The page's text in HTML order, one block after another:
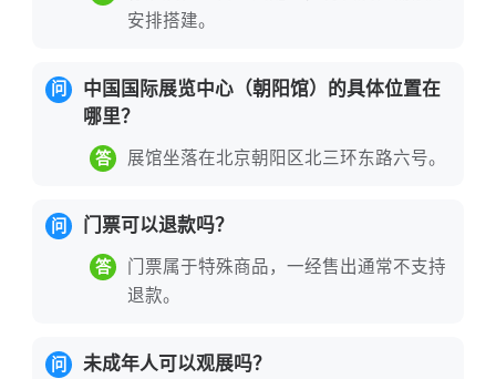
约北京，共启全球食餐新篇章！
北京亚洲酒店展的参展价值
是亚洲地区领先的酒店及餐饮行业B2B旗
为国内三大酒店餐饮博览会之一，被业界
公认为北方酒店餐饮市场的风向标。展会
由中国商业联合会、商业饮食服务业发展
办，北京恒辉国际展览有限公司承办，致
安排搭建。
问
中国国际展览中心（朝阳馆）的具体位置在
哪里？
答 展馆坐落在北京朝阳区北三环东路六号。
问 门票可以退款吗？
答
门票属于特殊商品，一经售出通常不支持
退款。
问 未成年人可以观展吗？